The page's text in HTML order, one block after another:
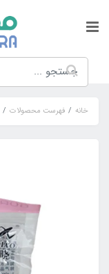
خانه فهرست محصولات